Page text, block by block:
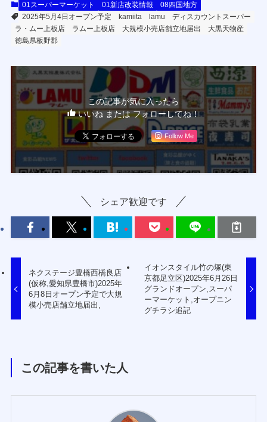
01スーパーマーケット 01新店改装情報
08四国地方
2025年5月4日オープン予定
kamiita lamu
ディスカウントスーパー
ラ・ムー上板店
ラムー上板店 大規模小売店舗立地届出
大黒天物産
徳島県板野郡
この記事が気に入ったら
いいね または フォローしてね！
Follow Me
シェア歓迎です
ネクステージ豊橋西橋良店
(仮称,愛知県豊橋市)2025年
6月8日オープン予定で大規
模小売店舗立地届出,
イオンスタイル竹の塚(東
京都足立区)2025年6月26日
グランドオープン,スーパ
ーマーケット,オープニン
グチラシ追記
この記事を書いた人